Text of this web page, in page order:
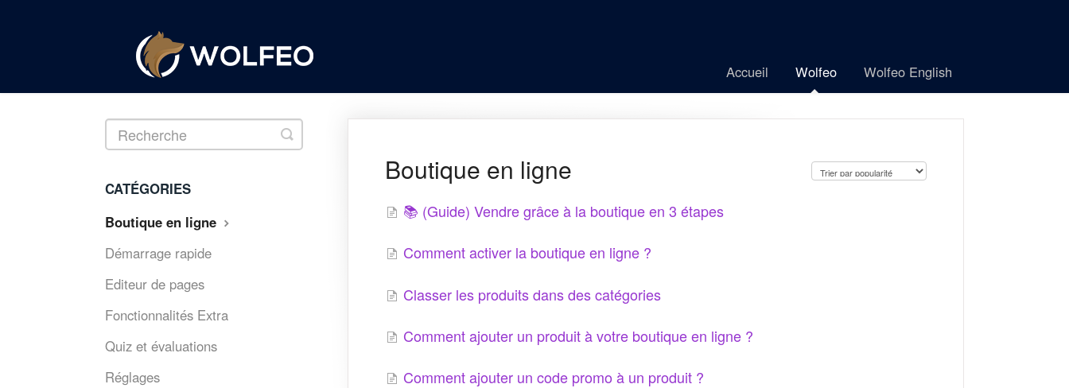
Accueil Wolfeo Wolfeo English
Boutique en ligne
📚 (Guide) Vendre grâce à la boutique en 3 étapes
Comment activer la boutique en ligne ?
Classer les produits dans des catégories
Comment ajouter un produit à votre boutique en ligne ?
Comment ajouter un code promo à un produit ?
Toggle
Search
CATÉGORIES
Boutique en ligne
Démarrage rapide
Editeur de pages
Fonctionnalités Extra
Quiz et évaluations
Réglages